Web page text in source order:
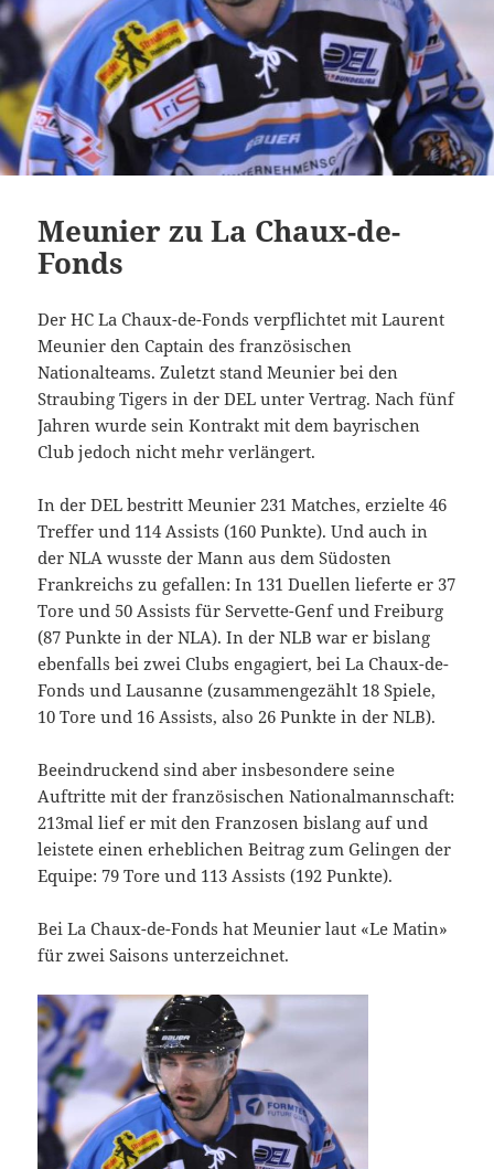
Meunier zu La Chaux-de-
Fonds
Der HC La Chaux-de-Fonds verpflichtet mit Laurent
Meunier den Captain des französischen
Nationalteams. Zuletzt stand Meunier bei den
Straubing Tigers in der DEL unter Vertrag. Nach fünf
Jahren wurde sein Kontrakt mit dem bayrischen
Club jedoch nicht mehr verlängert.
In der DEL bestritt Meunier 231 Matches, erzielte 46
Treffer und 114 Assists (160 Punkte). Und auch in
der NLA wusste der Mann aus dem Südosten
Frankreichs zu gefallen: In 131 Duellen lieferte er 37
Tore und 50 Assists für Servette-Genf und Freiburg
(87 Punkte in der NLA). In der NLB war er bislang
ebenfalls bei zwei Clubs engagiert, bei La Chaux-de-
Fonds und Lausanne (zusammengezählt 18 Spiele,
10 Tore und 16 Assists, also 26 Punkte in der NLB).
Beeindruckend sind aber insbesondere seine
Auftritte mit der französischen Nationalmannschaft:
213mal lief er mit den Franzosen bislang auf und
leistete einen erheblichen Beitrag zum Gelingen der
Equipe: 79 Tore und 113 Assists (192 Punkte).
Bei La Chaux-de-Fonds hat Meunier laut «Le Matin»
für zwei Saisons unterzeichnet.